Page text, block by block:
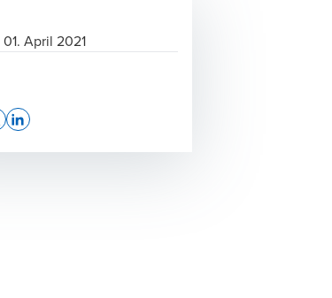
01. April 2021